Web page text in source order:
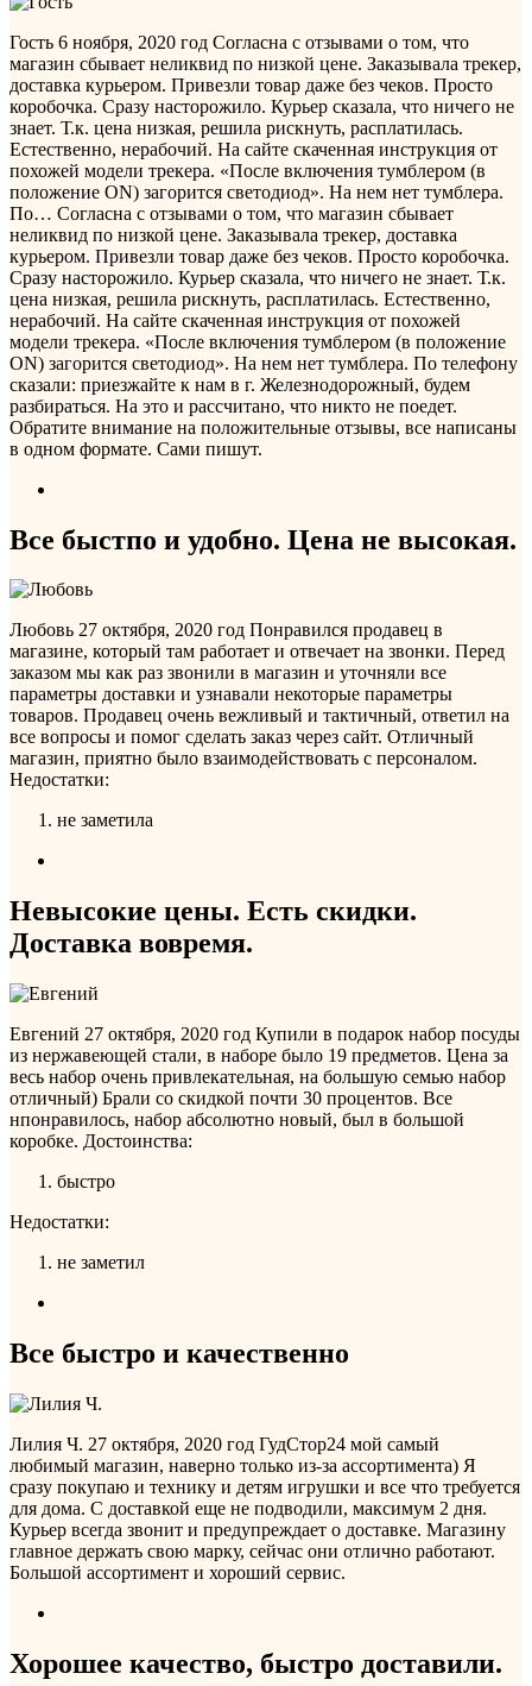
Гость 6 ноября, 2020 год Согласна с отзывами о том, что
магазин сбывает неликвид по низкой цене. Заказывала трекер,
доставка курьером. Привезли товар даже без чеков. Просто
коробочка. Сразу насторожило. Курьер сказала, что ничего не
знает. Т.к. цена низкая, решила рискнуть, расплатилась.
Естественно, нерабочий. На сайте скаченная инструкция от
похожей модели трекера. «После включения тумблером (в
положение ON) загорится светодиод». На нем нет тумблера.
По… Согласна с отзывами о том, что магазин сбывает
неликвид по низкой цене. Заказывала трекер, доставка
курьером. Привезли товар даже без чеков. Просто коробочка.
Сразу насторожило. Курьер сказала, что ничего не знает. Т.к.
цена низкая, решила рискнуть, расплатилась. Естественно,
нерабочий. На сайте скаченная инструкция от похожей
модели трекера. «После включения тумблером (в положение
ON) загорится светодиод». На нем нет тумблера. По телефону
сказали: приезжайте к нам в г. Железнодорожный, будем
разбираться. На это и рассчитано, что никто не поедет.
Обратите внимание на положительные отзывы, все написаны
в одном формате. Сами пишут.
Все быстпо и удобно. Цена не высокая.
Любовь 27 октября, 2020 год Понравился продавец в
магазине, который там работает и отвечает на звонки. Перед
заказом мы как раз звонили в магазин и уточняли все
параметры доставки и узнавали некоторые параметры
товаров. Продавец очень вежливый и тактичный, ответил на
все вопросы и помог сделать заказ через сайт. Отличный
магазин, приятно было взаимодействовать с персоналом.
Недостатки:
не заметила
Невысокие цены. Есть скидки.
Доставка вовремя.
Евгений 27 октября, 2020 год Купили в подарок набор посуды
из нержавеющей стали, в наборе было 19 предметов. Цена за
весь набор очень привлекательная, на большую семью набор
отличный) Брали со скидкой почти 30 процентов. Все
нпонравилось, набор абсолютно новый, был в большой
коробке. Достоинства:
быстро
Недостатки:
не заметил
Все быстро и качественно
Лилия Ч. 27 октября, 2020 год ГудСтор24 мой самый
любимый магазин, наверно только из-за ассортимента) Я
сразу покупаю и технику и детям игрушки и все что требуется
для дома. С доставкой еще не подводили, максимум 2 дня.
Курьер всегда звонит и предупреждает о доставке. Магазину
главное держать свою марку, сейчас они отлично работают.
Большой ассортимент и хороший сервис.
Хорошее качество, быстро доставили.